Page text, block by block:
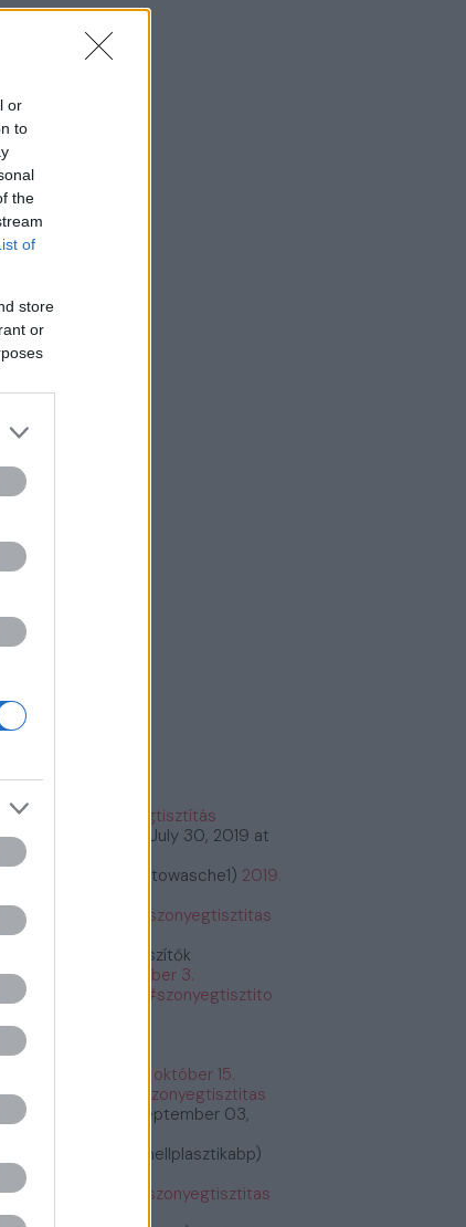
or
to
the
of
store
or
#szőnyegtisztítás
t.co/2kCeMMwvxK
July 30, 2019 at
(@bioautowasche1) 2019.
t.co/PASrtywGdr
#szonyegtisztitas
t.co/PASrtywGdr
és Táplálékkiegészítők
2019. december 3.
t.co/G6y7bq2BNU
#szonyegtisztito
t.co/G6y7bq2BNU
és fogyókúra
2019. október 15.
t.co/ErRtlyiGW9
#szonyegtisztitas
ErRtlyiGW9
September 03,
Sebészet (@mellplasztikabp)
3.
t.co/xkWHrUDgsi
#szonyegtisztitas
t.co/xkWHrUDgsi